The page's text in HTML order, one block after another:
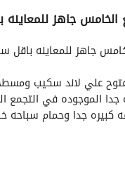
علي لاند سكيب
جدا الموجوده في التجمع